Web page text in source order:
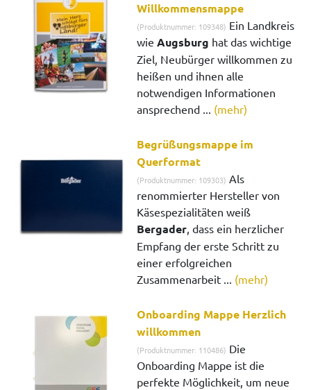
Willkommensmappe
(Produktnummer: 109348) Ein Landkreis
wieAugsburg hat das wichtige
Ziel, Neubürger willkommen zu
heißen und ihnen alle
notwendigen Informationen
ansprechend ... (mehr)
Begrüßungsmappe im
Querformat
(Produktnummer: 109303) Als
renommierter Hersteller von
Käsespezialitäten weiß
Bergader, dass ein herzlicher
Empfang der erste Schritt zu
einer erfolgreichen
Zusammenarbeit ... (mehr)
Onboarding Mappe Herzlich
willkommen
(Produktnummer: 110486) Die
Onboarding Mappe ist die
perfekte Möglichkeit, um neue